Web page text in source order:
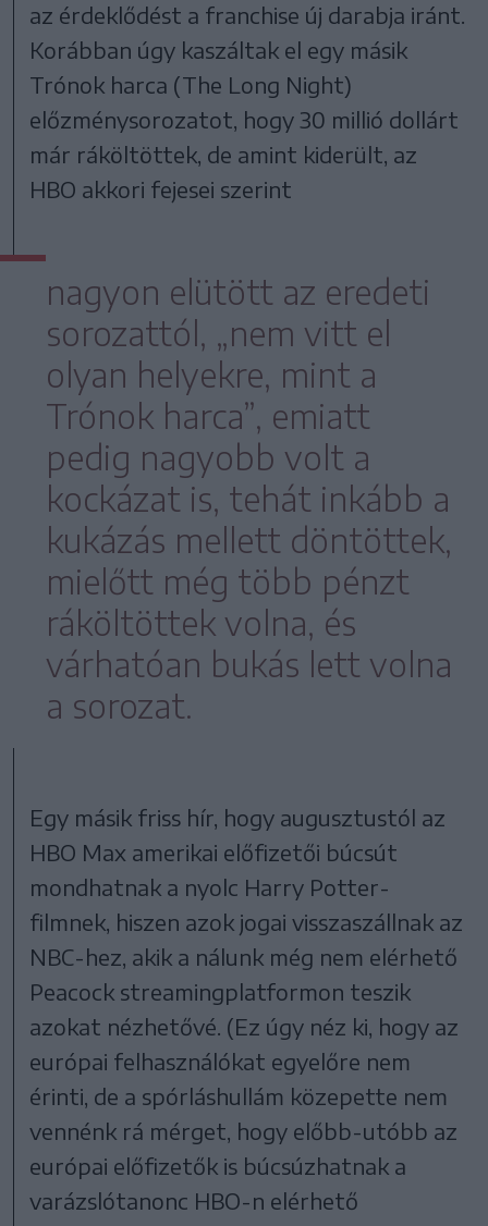
az érdeklődést a franchise új darabja iránt.
Korábban úgy kaszáltak el egy másik
Trónok harca (The Long Night)
előzménysorozatot, hogy 30 millió dollárt
már ráköltöttek, de amint kiderült, az
HBO akkori fejesei szerint
nagyon elütött az eredeti
sorozattól, „nem vitt el
olyan helyekre, mint a
Trónok harca”, emiatt
pedig nagyobb volt a
kockázat is, tehát inkább a
kukázás mellett döntöttek,
mielőtt még több pénzt
ráköltöttek volna, és
várhatóan bukás lett volna
a sorozat.
Egy másik friss hír, hogy augusztustól az
HBO Max amerikai előfizetői búcsút
mondhatnak a nyolc Harry Potter-
filmnek, hiszen azok jogai visszaszállnak az
NBC-hez, akik a nálunk még nem elérhető
Peacock streamingplatformon teszik
azokat nézhetővé. (Ez úgy néz ki, hogy az
európai felhasználókat egyelőre nem
érinti, de a spórláshullám közepette nem
vennénk rá mérget, hogy előbb-utóbb az
európai előfizetők is búcsúzhatnak a
varázslótanonc HBO-n elérhető